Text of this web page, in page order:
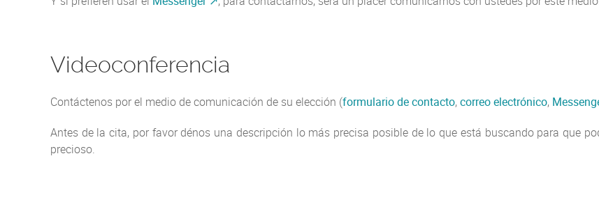
Videoconferencia
Contáctenos por el medio de comunicación de su elección (formulario de contacto, correo electrónico,
Antes de la cita, por favor dénos una descripción lo más precisa posible de lo que está buscando para que
precioso.